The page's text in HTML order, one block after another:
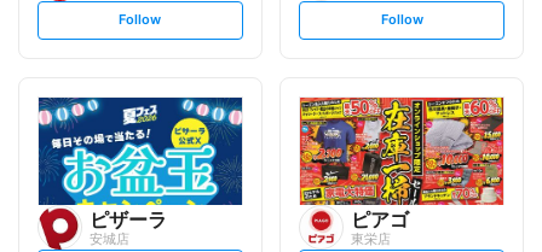
s
t
l
o
w
Follow
s
t
l
o
w
Follow
ピザーラ
安城店
ピアゴ
東栄店